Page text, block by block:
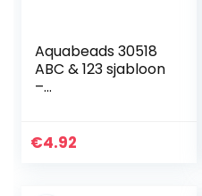
Aquabeads 30518
ABC & 123 sjabloon
–
€4.92